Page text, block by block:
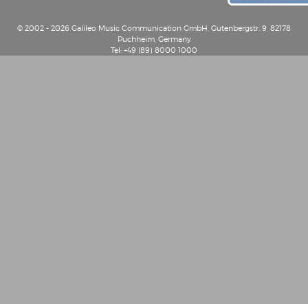
© 2002 - 2026 Galileo Music Communication GmbH, Gutenbergstr. 9, 82178
Puchheim, Germany
Tel: +49 (89) 8000 1000